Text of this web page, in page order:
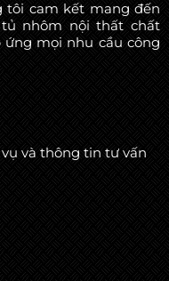
cơ đột nhập.
tôi cam kết mang đến
nhôm nội thất chất
ứng mọi nhu cầu công
và thông tin tư vấn